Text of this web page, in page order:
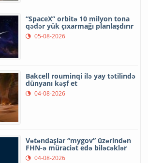
“SpaceX” orbitə 10 milyon tona
qədər yük çıxarmağı planlaşdırır
05-08-2026
Bakcell rouminqi ilə yay tətilində
dünyanı kəşf et
04-08-2026
Vətəndaşlar “mygov” üzərindən
FHN-ə müraciət edə biləcəklər
04-08-2026